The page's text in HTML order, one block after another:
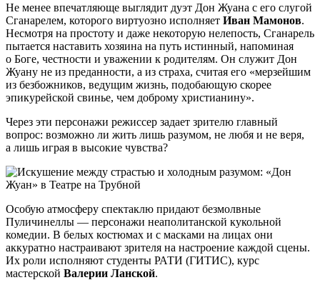
Не менее впечатляюще выглядит дуэт Дон Жуана с его слугой
Сганарелем, которого виртуозно исполняет Иван Мамонов.
Несмотря на простоту и даже некоторую нелепость, Сганарель
пытается наставить хозяина на путь истинный, напоминая
о Боге, честности и уважении к родителям. Он служит Дон
Жуану не из преданности, а из страха, считая его «мерзейшим
из безбожников, ведущим жизнь, подобающую скорее
эпикурейской свинье, чем доброму христианину».
Через эти персонажи режиссер задает зрителю главный
вопрос: возможно ли жить лишь разумом, не любя и не веря,
а лишь играя в высокие чувства?
Особую атмосферу спектаклю придают безмолвные
Пуличинеллы — персонажи неаполитанской кукольной
комедии. В белых костюмах и с масками на лицах они
аккуратно настраивают зрителя на настроение каждой сцены.
Их роли исполняют студенты РАТИ (ГИТИС), курс
мастерской Валерии Ланской.